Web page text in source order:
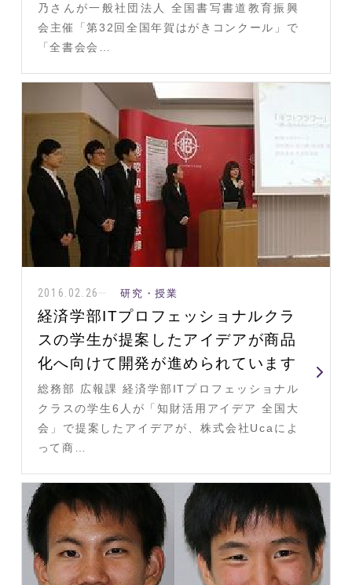
乃さんが一般社団法人 全国書写書道教育振興
会主催「第32回全国年賀はがきコンクール」で
「全書会会…
2016.02.26 研究・授業
経済学部ITプロフェッショナルクラ
スの学生が提案したアイデアが商品
化へ向けて開発が進められています
総務部 広報課 経済学部ITプロフェッショナル
クラスの学生6人が「知財活用アイデア 全国大
会」で提案したアイデアが、株式会社Ucaによ
って商…